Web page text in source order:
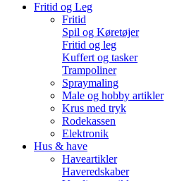
Fritid og Leg
Fritid
Spil og Køretøjer
Fritid og leg
Kuffert og tasker
Trampoliner
Spraymaling
Male og hobby artikler
Krus med tryk
Rodekassen
Elektronik
Hus & have
Haveartikler
Haveredskaber